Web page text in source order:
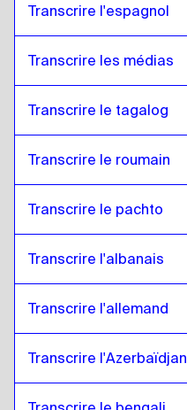
Transcrire l'espagnol
Transcrire les médias
Transcrire le tagalog
Transcrire le roumain
Transcrire le pachto
Transcrire l'albanais
Transcrire l'allemand
Transcrire l'Azerbaïdjan